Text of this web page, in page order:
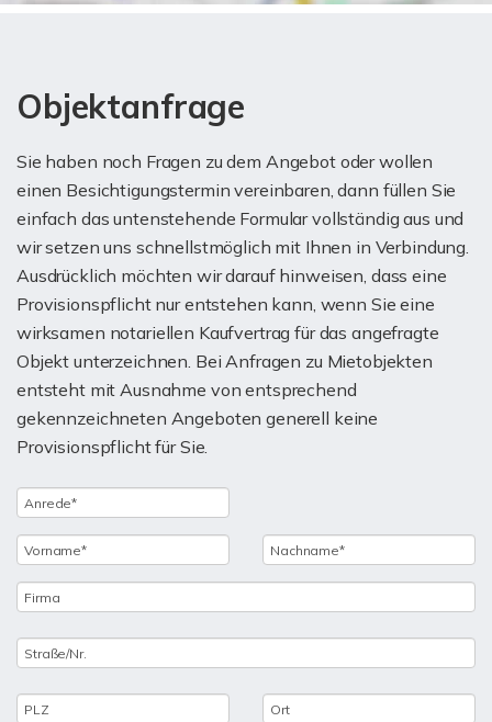
Objektanfrage
Sie haben noch Fragen zu dem Angebot oder wollen
einen Besichtigungstermin vereinbaren, dann füllen Sie
einfach das untenstehende Formular vollständig aus und
wir setzen uns schnellstmöglich mit Ihnen in Verbindung.
Ausdrücklich möchten wir darauf hinweisen, dass eine
Provisionspflicht nur entstehen kann, wenn Sie eine
wirksamen notariellen Kaufvertrag für das angefragte
Objekt unterzeichnen. Bei Anfragen zu Mietobjekten
entsteht mit Ausnahme von entsprechend
gekennzeichneten Angeboten generell keine
Provisionspflicht für Sie.